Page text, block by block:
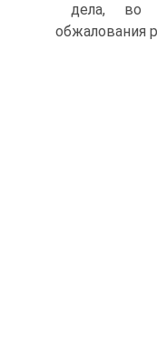
дела, во
обжалования